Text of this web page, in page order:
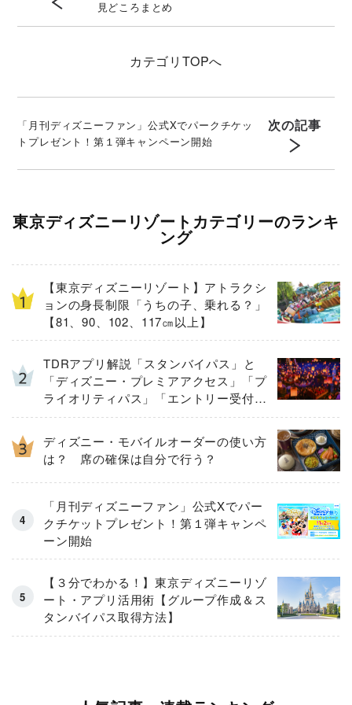
見どころまとめ
カテゴリ TOPへ
「月刊ディズニーファン」公式Xでパークチケッ
トプレゼント！第１弾キャンペーン開始
次の記事
東京ディズニーリゾートカテゴリーのランキ
ング
【東京ディズニーリゾート】アトラクシ
ョンの身長制限「うちの子、乗れる？」
【81、90、102、117㎝以上】
TDRアプリ解説「スタンバイパス」と
「ディズニー・プレミアアクセス」「プ
ライオリティパス」「エントリー受付」
とは
ディズニー・モバイルオーダーの使い方
は？ 席の確保は自分で行う？
「月刊ディズニーファン」公式Xでパー
クチケットプレゼント！第１弾キャンペ
ーン開始
【３分でわかる！】東京ディズニーリゾ
ート・アプリ活用術【グループ作成＆ス
タンバイパス取得方法】